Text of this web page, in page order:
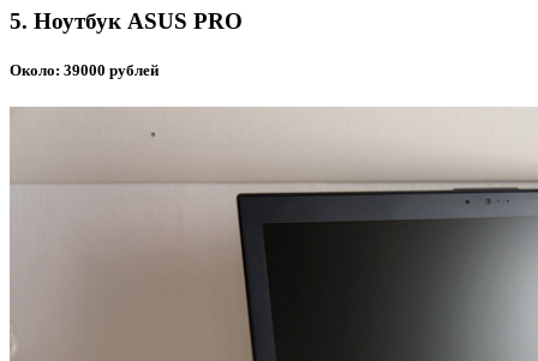
5. Ноутбук ASUS PRO
Около: 39000 рублей